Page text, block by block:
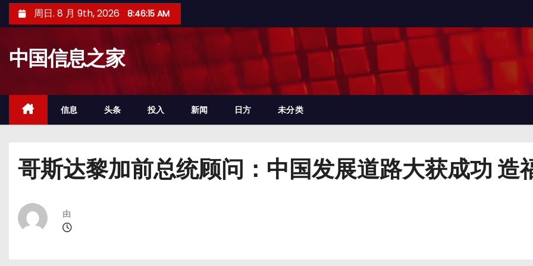
至
周日. 8 月 9th, 2026 8:46:16 AM
中国信息之家
信息 头条 投入 新闻 日方 未分类
哥斯达黎加前总统顾问：中国发展道路大获成功 造
由